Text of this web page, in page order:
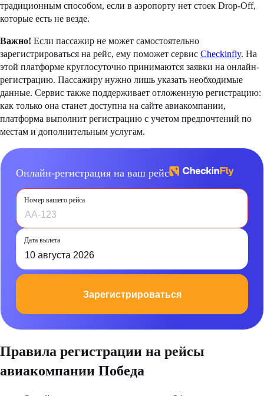
традиционным способом, если в аэропорту нет стоек Drop-Off,
которые есть не везде.
Важно! Если пассажир не может самостоятельно
зарегистрироваться на рейс, ему поможет сервис Checkinfly. На
этой платформе круглосуточно принимаются заявки на онлайн-
регистрацию. Пассажиру нужно лишь указать необходимые
данные. Сервис также поддерживает отложенную регистрацию:
как только она станет доступна на сайте авиакомпании,
платформа выполнит регистрацию с учетом предпочтений по
местам и дополнительным услугам.
Онлайн-регистрация на ваш рейс
Номер вашего рейса
Зарегистрироваться
Дата вылета
10 августа 2026
Правила регистрации на рейсы
авиакомпании Победа